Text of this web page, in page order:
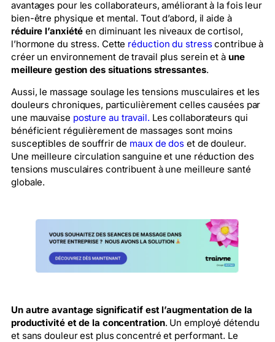
avantages pour les collaborateurs, améliorant à la fois leur
bien-être physique et mental. Tout d’abord, il aide à
réduire l’anxiété en diminuant les niveaux de cortisol,
l’hormone du stress. Cette réduction du stresscontribue à
créer un environnement de travail plus serein et à une
meilleure gestion des situations stressantes.
Aussi, le massage soulage les tensions musculaires et les
douleurs chroniques, particulièrement celles causées par
une mauvaise posture au travail. Les collaborateurs qui
bénéficient régulièrement de massages sont moins
susceptibles de souffrir de maux de dos et de douleur.
Une meilleure circulation sanguine et une réduction des
tensions musculaires contribuent à une meilleure santé
globale.
Un autre avantage significatif est l’augmentation de la
productivité et de la concentration. Un employé détendu
et sans douleur est plus concentré et performant. Le